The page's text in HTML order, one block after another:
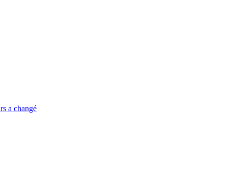
a changé